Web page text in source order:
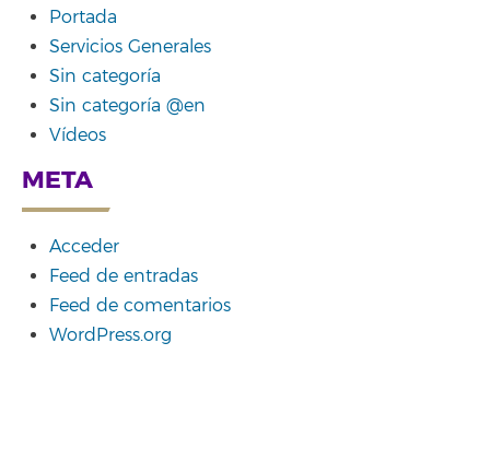
Portada
Servicios Generales
Sin categoría
Sin categoría @en
Vídeos
META
Acceder
Feed de entradas
Feed de comentarios
WordPress.org